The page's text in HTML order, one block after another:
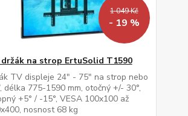
1 049 Kč
- 19 %
na strop ErtuSolid T1590
TV displeje 24" - 75" na strop nebo
délka 775-1590 mm, otočný +/- 30°,
+5° / -15°, VESA 100x100 až
nosnost 68 kg